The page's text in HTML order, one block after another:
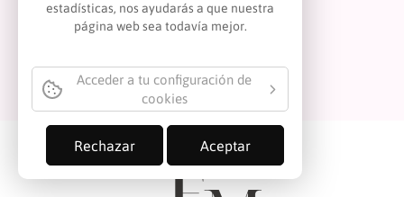
n
k
e
d
i
n
I
s
t
a
g
r
a
estadísticas, nos ayudarás a que nuestra
página web sea todavía mejor.
Acceder a tu configuración de
cookies
Rechazar Aceptar